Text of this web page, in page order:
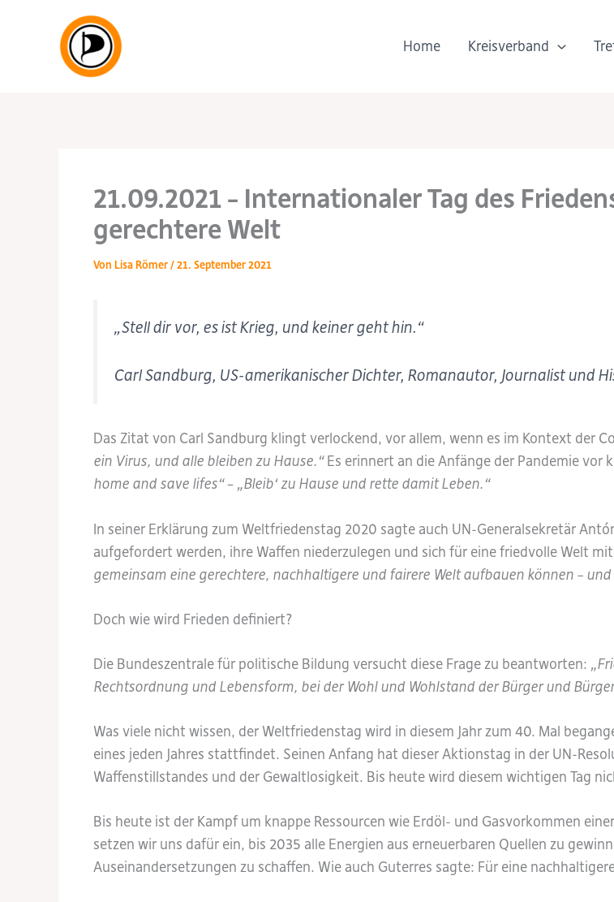
Home Kreisverband
21.09.2021 – Internationaler Tag des
gerechtere Welt
Von Lisa Römer/21. September 2021
„Stell dir vor, es ist Krieg, und keiner geht hin.“
Carl Sandburg, US-amerikanischer Dichter, Romanautor, Journalist und
Das Zitat von Carl Sandburg klingt verlockend, vor allem, wenn es im Kontext der
ein Virus, und alle bleiben zu Hause.“Es erinnert an die Anfänge der Pandemie vor
home and save lifes“– „Bleib‘ zu Hause und rette damit Leben.“
In seiner Erklärung zum Weltfriedenstag 2020 sagte auch UN-Generalsekretär
aufgefordert werden, ihre Waffen niederzulegen und sich für eine friedvolle Welt
gemeinsam eine gerechtere, nachhaltigere und fairere Welt aufbauen können –
Doch wie wird Frieden definiert?
Die Bundeszentrale für politische Bildung versucht diese Frage zu beantworten:
Rechtsordnung und Lebensform, bei der Wohl und Wohlstand der Bürger und
Was viele nicht wissen, der Weltfriedenstag wird in diesem Jahr zum 40. Mal
eines jeden Jahres stattfindet. Seinen Anfang hat dieser Aktionstag in der UN-
Waffenstillstandes und der Gewaltlosigkeit. Bis heute wird diesem wichtigen Tag
Bis heute ist der Kampf um knappe Ressourcen wie Erdöl- und Gasvorkommen
setzen wir uns dafür ein, bis 2035 alle Energien aus erneuerbaren Quellen zu
Auseinandersetzungen zu schaffen. Wie auch Guterres sagte: Für eine